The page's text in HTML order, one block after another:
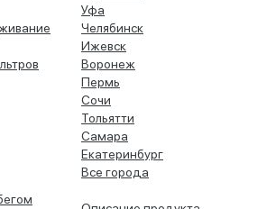
Уфа
Челябинск
Ижевск
Воронеж
Пермь
Сочи
Тольятти
Самара
Екатеринбург
Все города